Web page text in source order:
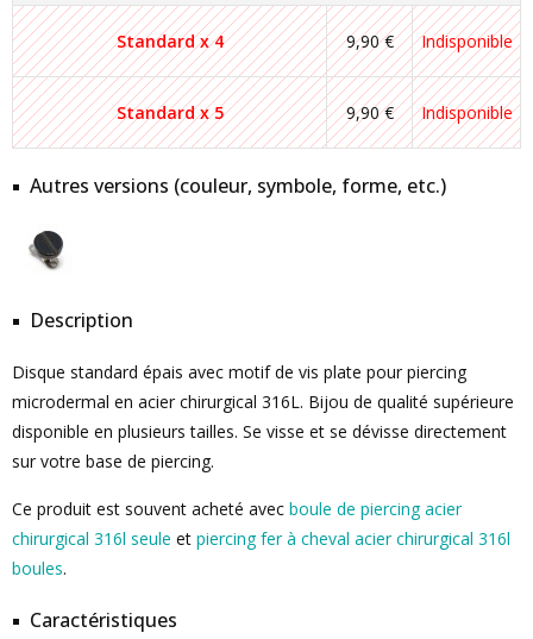
Standard x 4 9,90 € Indisponible
Standard x 5 9,90 € Indisponible
Autres versions (couleur, symbole, forme, etc.)
Description
Disque standard épais avec motif de vis plate pour piercing
microdermal en acier chirurgical 316L. Bijou de qualité supérieure
disponible en plusieurs tailles. Se visse et se dévisse directement
sur votre base de piercing.
Ce produit est souvent acheté avec boule de piercing acier
chirurgical 316l seule et piercing fer à cheval acier chirurgical 316l
boules.
Caractéristiques